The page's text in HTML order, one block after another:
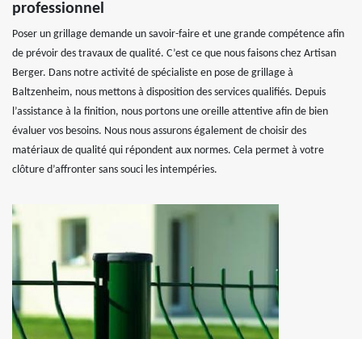
professionnel
Poser un grillage demande un savoir-faire et une grande compétence afin
de prévoir des travaux de qualité. C’est ce que nous faisons chez Artisan
Berger. Dans notre activité de spécialiste en pose de grillage à
Baltzenheim, nous mettons à disposition des services qualifiés. Depuis
l’assistance à la finition, nous portons une oreille attentive afin de bien
évaluer vos besoins. Nous nous assurons également de choisir des
matériaux de qualité qui répondent aux normes. Cela permet à votre
clôture d’affronter sans souci les intempéries.